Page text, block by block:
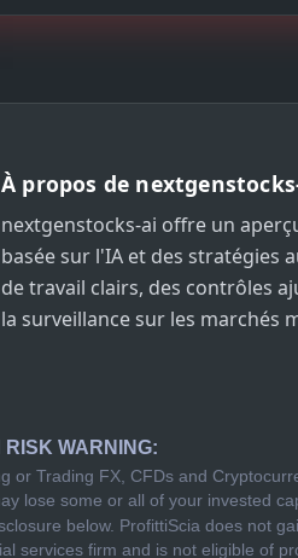
À propos de
nextgenstocks-ai offre un
basée sur l'IA et des stratégies
de travail clairs, des contrôles
la surveillance sur les marchés